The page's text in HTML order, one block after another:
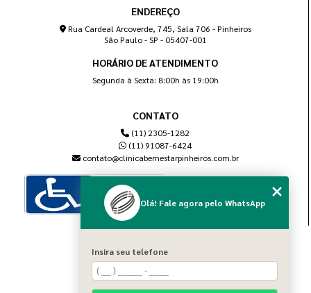
ENDEREÇO
Rua Cardeal Arcoverde, 745, Sala 706 - Pinheiros
São Paulo - SP - 05407-001
HORÁRIO DE ATENDIMENTO
Segunda à Sexta: 8:00h às 19:00h
CONTATO
(11) 2305-1282
(11) 91087-6424
contato@clinicabemestarpinheiros.com.br
Home
Sobre nós
Blog
Olá! Fale agora pelo WhatsApp
Insira seu telefone